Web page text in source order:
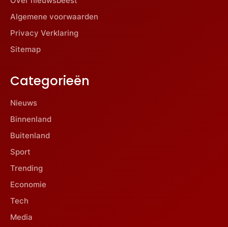
Algemene voorwaarden
Privacy Verklaring
Sitemap
Categorieën
Nieuws
Binnenland
Buitenland
Sport
Trending
Economie
Tech
Media